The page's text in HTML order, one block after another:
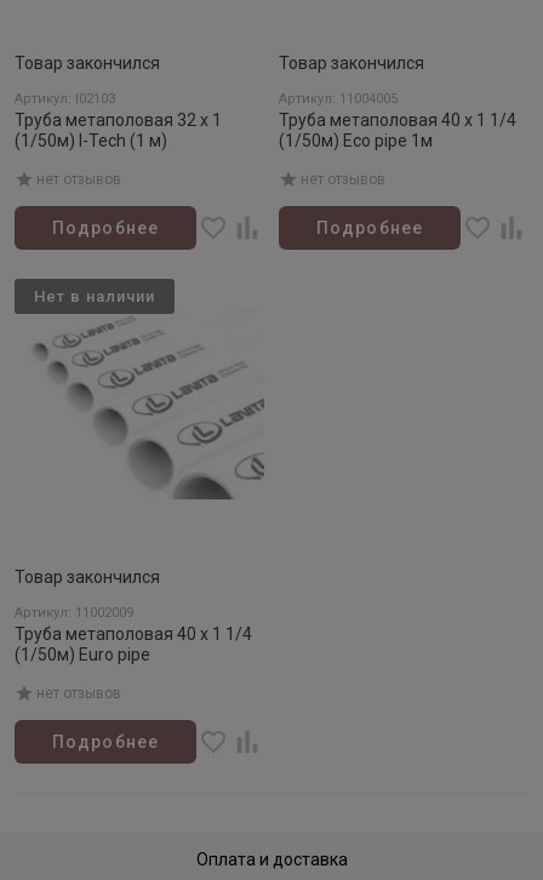
Товар закончился
Артикул: I02103
Труба метаполовая 32 х 1
(1/50м) I-Tech (1 м)
нет отзывов
Подробнее
Товар закончился
Артикул: 11004005
Труба метаполовая 40 х 1 1/4
(1/50м) Eco pipe 1м
нет отзывов
Подробнее
Товар закончился
Артикул: 11002009
Труба метаполовая 40 х 1 1/4
(1/50м) Euro pipe
нет отзывов
Подробнее
Нет в наличии
Оплата и доставка